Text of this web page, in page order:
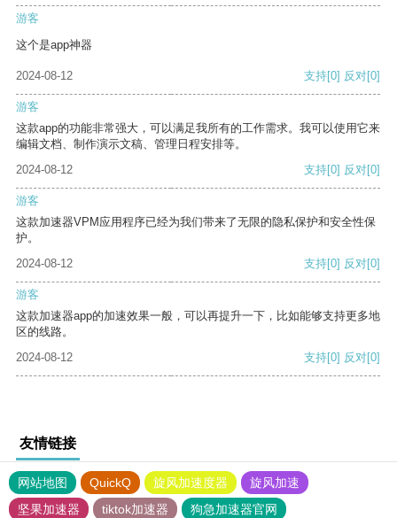
游客
这个是app神器
2024-08-12 支持[0] 反对[0]
游客
这款app的功能非常强大，可以满足我所有的工作需求。我可以使用它来
编辑文档、制作演示文稿、管理日程安排等。
2024-08-12
支持[0] 反对[0]
游客
这款加速器VPM应用程序已经为我们带来了无限的隐私保护和安全性保
护。
2024-08-12
支持[0] 反对[0]
游客
这款加速器app的加速效果一般，可以再提升一下，比如能够支持更多地
区的线路。
2024-08-12
支持[0] 反对[0]
友情链接
网站地图 QuickQ 旋风加速度器
旋风加速
坚果加速器
tiktok加速器
狗急加速器官网